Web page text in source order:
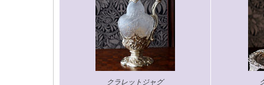
クラレットジャグ